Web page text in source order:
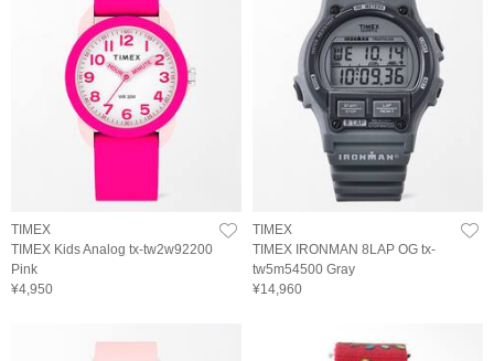
TIMEX
TIMEX Kids Analog tx-tw2w92200
Pink
¥4,950
TIMEX
TIMEX IRONMAN 8LAP OG tx-
tw5m54500 Gray
¥14,960